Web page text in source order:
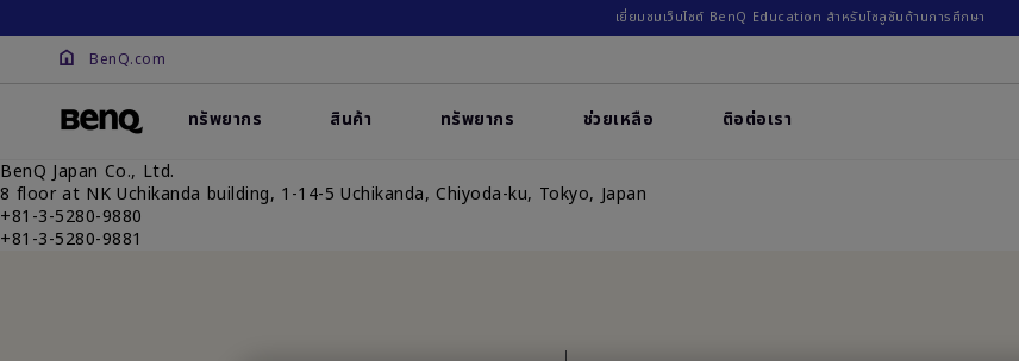
เยี่ยมชมเว็บไซต์ BenQ Education สำหรับโซลูชันด้านการศึกษา
BenQ.com
ทรัพยากร สินค้า ทรัพยากร ช่วยเหลือ ติอต่อเรา
BenQ Japan Co., Ltd.
8 floor at NK Uchikanda building, 1-14-5 Uchikanda, Chiyoda-ku, Tokyo, Japan
+81-3-5280-9880
+81-3-5280-9881